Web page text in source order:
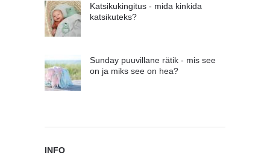
Katsikukingitus - mida kinkida
katsikuteks?
Sunday puuvillane rätik - mis see
on ja miks see on hea?
INFO